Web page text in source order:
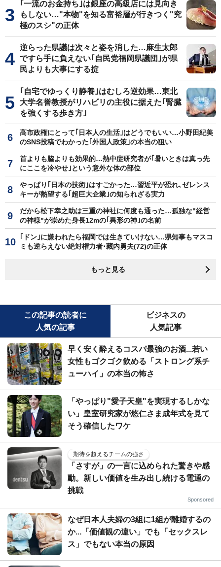
｢一流のお金持ち｣は銀座の高級店には見向き
もしない…"本物"を知る富裕層が行きつく"究
極のスシ"の正体
逆らった県議は次々と姿を消した…麻生太郎
ですら手に負えない｢自民党福岡県議団｣が県
民よりも大事にする掟
｢自宅でゆっくり静養｣はむしろ逆効果…東北
大学名誉教授がリハビリの主役に据えた｢腎臓
を強くする歩き方｣
高市政権にとって｢日本人の生活｣はどうでもいい…小野田紀美
のSNS投稿でわかった｢外国人政策｣の本当の狙い
首よりも脇よりも効果的…熱中症研究者が｢暑いときは真っ先
にここを冷やせ｣という意外な体の部位
やっぱり｢日本の技術｣はすごかった…習近平が恐れ､ゼレンス
キーが熱望する｢超巨大企業｣の知られざる実力
だから松下幸之助は三重の神社に何度も通った…孤独な"経営
の神様"が崇めた身長12mの｢異形の神｣の名前
｢ドン｣に嫌われたら福岡では生きていけない…県知事もマスコ
ミも逆らえない絶対権力者･藏内勇夫(72)の正体
もっと見る
この記事の読者に
人気の記事
ビジネスの
人気記事
早く安く酔えるコスパ最強のお酒...若い
女性もゴクゴク飲める「ストロング系チ
ューハイ」の本当の怖さ
「やっぱり"愛子天皇"を実現するしかな
い」皇室研究家が悠仁さま成年式を見て
そう確信したワケ
期待を超えるチームの強さ
「さすが」の一言に込められた驚きや感
動。新しい価値を生み出し続ける電通の
挑戦
Sponsored
なぜ日本人夫婦の3組に1組が離婚するの
か...「価値観の違い」でも「セックスレ
ス」でもない本当の原因